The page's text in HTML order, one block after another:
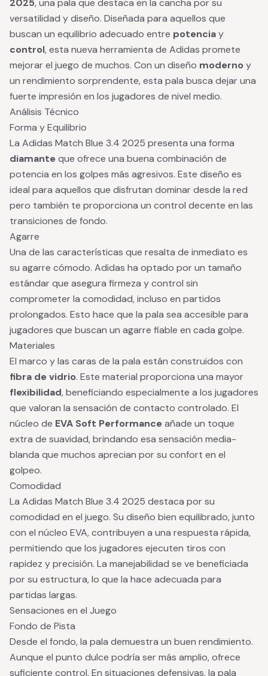
2025, una pala que destaca en la cancha por su
versatilidad y diseño. Diseñada para aquellos que
buscan un equilibrio adecuado entre potenciay
control, esta nueva herramienta de Adidas promete
mejorar el juego de muchos. Con un diseño moderno y
un rendimiento sorprendente, esta pala busca dejar una
fuerte impresión en los jugadores de nivel medio.
Análisis Técnico
Forma y Equilibrio
La Adidas Match Blue 3.4 2025 presenta una forma
diamanteque ofrece una buena combinación de
potencia en los golpes más agresivos. Este diseño es
ideal para aquellos que disfrutan dominar desde la red
pero también te proporciona un control decente en las
transiciones de fondo.
Agarre
Una de las características que resalta de inmediato es
su agarre cómodo. Adidas ha optado por un tamaño
estándar que asegura firmeza y control sin
comprometer la comodidad, incluso en partidos
prolongados. Esto hace que la pala sea accesible para
jugadores que buscan un agarre fiable en cada golpe.
Materiales
El marco y las caras de la pala están construidos con
fibra de vidrio. Este material proporciona una mayor
flexibilidad, beneficiando especialmente a los jugadores
que valoran la sensación de contacto controlado. El
núcleo de EVA Soft Performanceañade un toque
extra de suavidad, brindando esa sensación media-
blanda que muchos aprecian por su confort en el
golpeo.
Comodidad
La Adidas Match Blue 3.4 2025 destaca por su
comodidad en el juego. Su diseño bien equilibrado, junto
con el núcleo EVA, contribuyen a una respuesta rápida,
permitiendo que los jugadores ejecuten tiros con
rapidez y precisión. La manejabilidad se ve beneficiada
por su estructura, lo que la hace adecuada para
partidas largas.
Sensaciones en el Juego
Fondo de Pista
Desde el fondo, la pala demuestra un buen rendimiento.
Aunque el punto dulce podría ser más amplio, ofrece
suficiente control. En situaciones defensivas, la pala